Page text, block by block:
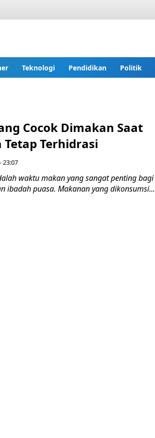
Teknologi Pendidikan Politik
Cocok Dimakan Saat
Tetap Terhidrasi
23:07
waktu makan yang sangat penting bagi
ibadah puasa. Makanan yang dikonsumsi...